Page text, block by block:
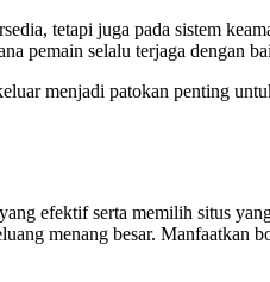
tetapi juga pada sistem
pemain selalu terjaga dengan
menjadi patokan penting
efektif serta memilih situs
menang besar.